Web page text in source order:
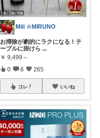
Miii ☆MIRUNO
お掃除が劇的にラクになる！テ
ーブルに掛けら ...
￥ 9,499～
0 6 265
コレ いいね